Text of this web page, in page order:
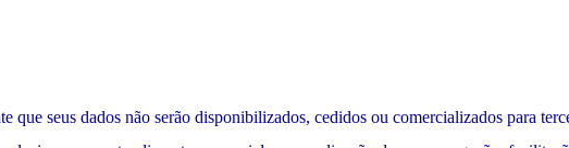
que seus dados não serão disponibilizados, cedidos ou comercializados para